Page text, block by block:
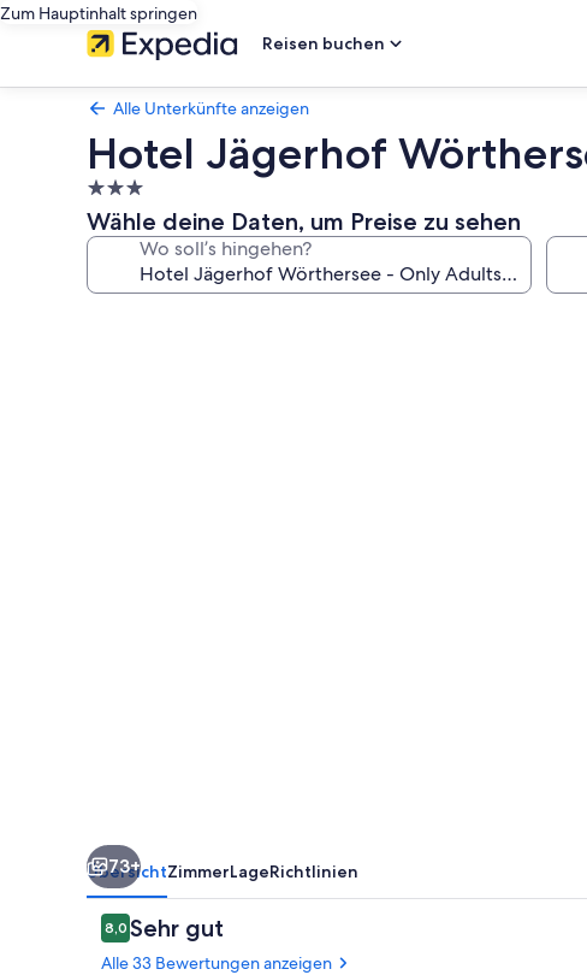
Zum Hauptinhalt springen
Reisen buchen
Alle Unterkünfte anzeigen
Hotel Jägerhof
3.0-
Sterne-
Unterkunft
Wähle deine Daten, um Preise zu sehen
Wo soll’s hingehen?
73+
ÜbersichtZimmerLageRichtlinien
Bewertungen
8,08,0 von 10.
Sehr gut
Alle 33 Bewertungen anzeigen